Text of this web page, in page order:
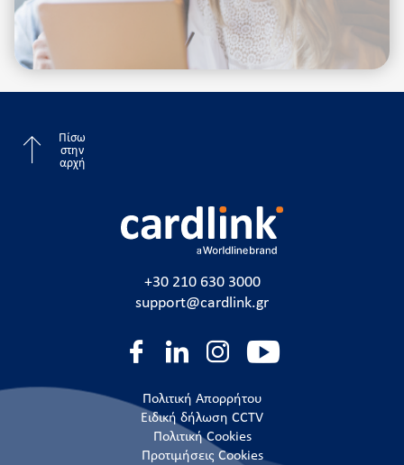
Πίσω
στην
αρχή
+30 210 630 3000
support@cardlink.gr
Πολιτική Απορρήτου
Ειδική δήλωση CCTV
Πολιτική Cookies
Προτιμήσεις Cookies